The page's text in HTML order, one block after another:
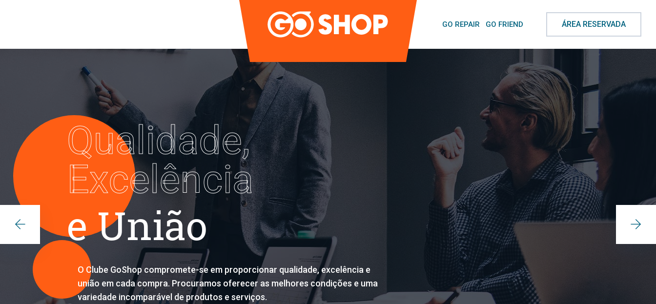
ÁREA RESERVADA
GO REPAIR GO FRIEND
Qualidade,
Excelência
e União
O Clube GoShop compromete-se em proporcionar qualidade, excelência e
união em cada compra. Procuramos oferecer as melhores condições e uma
variedade incomparável de produtos e serviços.